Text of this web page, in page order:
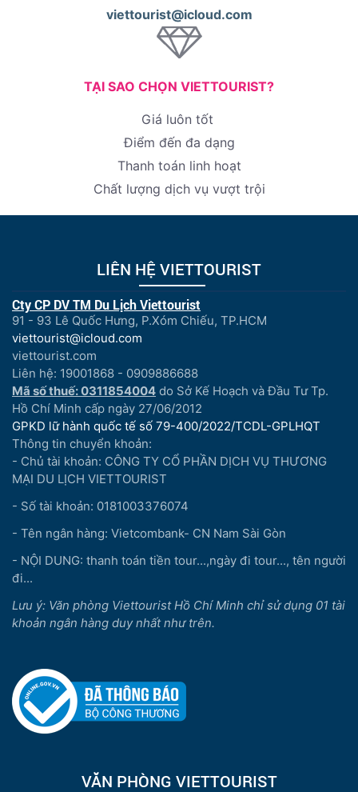
viettourist@icloud.com
TẠI SAO CHỌN VIETTOURIST?
Giá luôn tốt
Điểm đến đa dạng
Thanh toán linh hoạt
Chất lượng dịch vụ vượt trội
LIÊN HỆ VIETTOURIST
Cty CP DV TM Du Lịch Viettourist
91 - 93 Lê Quốc Hưng, P.Xóm Chiếu, TP.HCM
viettourist@icloud.com
viettourist.com
Liên hệ: 19001868 - 0909886688
Mã số thuế: 0311854004 do Sở Kế Hoạch và Đầu Tư Tp.
Hồ Chí Minh cấp ngày 27/06/2012
GPKD lữ hành quốc tế số 79-400/2022/TCDL-GPLHQT
Thông tin chuyển khoản:
- Chủ tài khoản: CÔNG TY CỔ PHẦN DỊCH VỤ THƯƠNG
MẠI DU LỊCH VIETTOURIST
- Số tài khoản: 0181003376074
- Tên ngân hàng: Vietcombank- CN Nam Sài Gòn
- NỘI DUNG: thanh toán tiền tour...,ngày đi tour..., tên người
đi...
Lưu ý: Văn phòng Viettourist Hồ Chí Minh chỉ sử dụng 01 tài
khoản ngân hàng duy nhất như trên.
VĂN PHÒNG VIETTOURIST